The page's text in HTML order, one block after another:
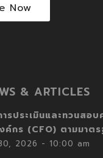
Now
& ARTICLES
ารประเมินและทวนสอ
ค์กร (CFO) ตามมาตร
2026 - 10:00 am